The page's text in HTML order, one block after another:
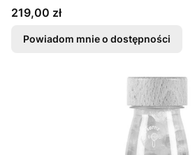
Cena
219,00 zł
Powiadom mnie o dostępności